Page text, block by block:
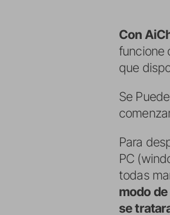
Con
funcione
que
Se
Para
PC
todas
modo
se